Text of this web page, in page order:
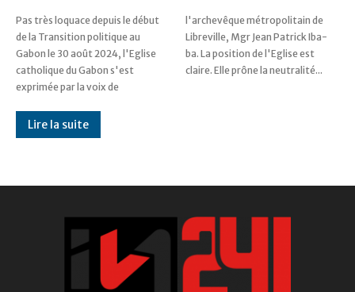
Pas très loquace depuis le début
de la Transition politique au
Gabon le 30 août 2024, l'Eglise
catholique du Gabon s'est
exprimée par la voix de
l'archevêque métropolitain de
Libreville, Mgr Jean Patrick Iba-
ba. La position de l'Eglise est
claire. Elle prône la neutralité...
Lire la suite